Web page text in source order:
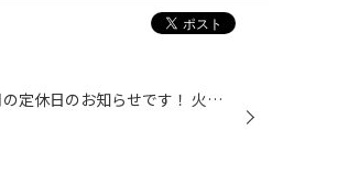
いつもご利用いただきありがとうございます！ 来年1月の定休日のお知らせです！ 火曜が定休日となっておりますが、 年末年始のお休みと14日(水)もお休みとなっております。 ご不便をおかけしますが、よろしくお願いします。